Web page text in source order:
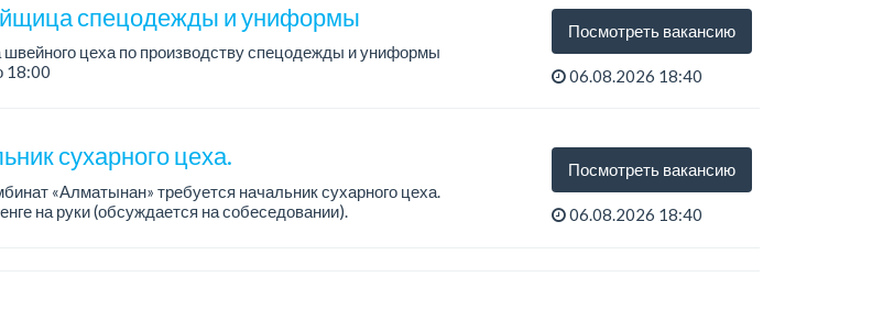
спецодежды и униформы
цеха по производству спецодежды и униформы
18:00
Посмотреть вакансию
06.08.2026 18:40
сухарного цеха.
«Алматынан» требуется начальник сухарного цеха.
на руки (обсуждается на собеседовании).
Посмотреть вакансию
06.08.2026 18:40